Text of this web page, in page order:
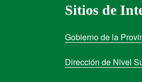
Sitios de
Gobierno de la
Dirección de Nivel